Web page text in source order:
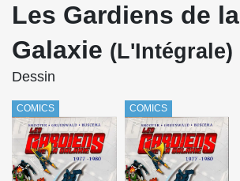
Les Gardiens de la
Galaxie (L'Intégrale)
Dessin
COMICS COMICS